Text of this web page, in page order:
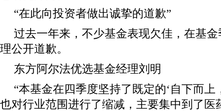
“在此向投资者做出诚挚的道歉”
过去一年来，不少基金表现欠佳，在基
理公开道歉。
东方阿尔法优选基金经理刘明
“本基金在四季度坚持了既定的‘自下而上
也对行业范围进行了缩减，主要集中到了医